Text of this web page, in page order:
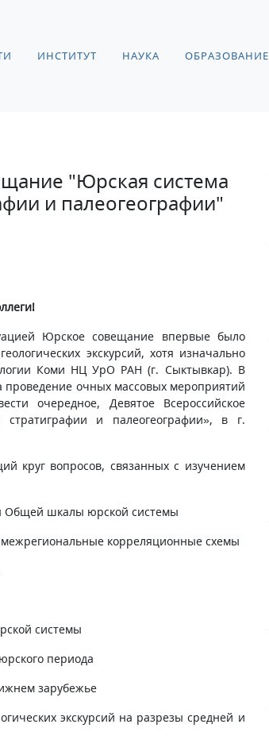
ИНСТИТУТ НАУКА ОБРАЗОВАНИЕ
"Юрская система
и палеогеографии"
Юрское совещание впервые было
экскурсий, хотя изначально
Коми НЦ УрО РАН (г. Сыктывкар). В
проведение очных массовых мероприятий
очередное, Девятое Всероссийское
и палеогеографии», в г.
круг вопросов, связанных с изучением
Общей шкалы юрской системы
корреляционные схемы
системы
периода
зарубежье
экскурсий на разрезы средней и